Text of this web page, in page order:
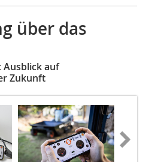
über das
Ausblick auf
Zukunft